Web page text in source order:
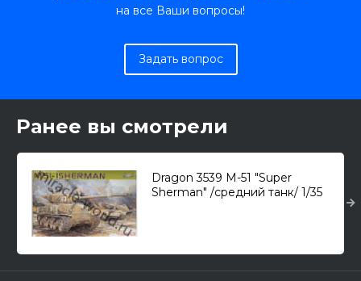
на все Ваши вопросы!
Задать вопрос
Ранее вы смотрели
Dragon 3539 M-51 "Super
Sherman" /средний танк/ 1/35